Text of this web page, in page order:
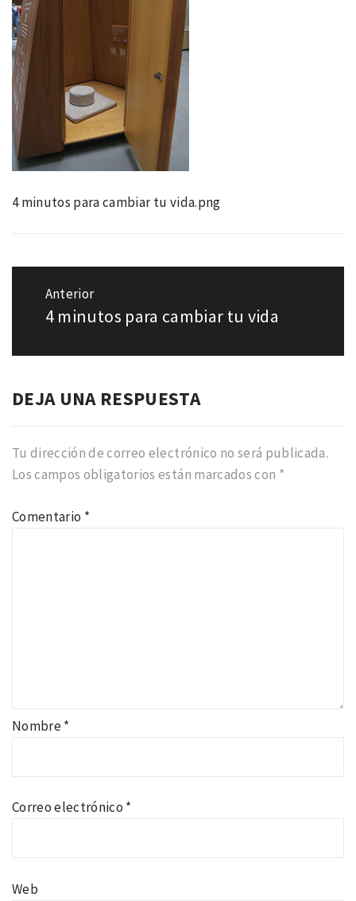
4 minutos para cambiar tu vida.png
Navegación
entradas
Anterior
Entrada
4 minutos para cambiar tu vida
DEJA UNA RESPUESTA
Tu dirección de correo electrónico no será publicada.
Los campos obligatorios están marcados con *
Comentario *
Nombre*
Correo electrónico *
Web